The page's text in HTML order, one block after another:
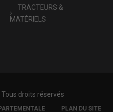
TRACTEURS &
MATÉRIELS
droits réservés
PLAN DU SITE